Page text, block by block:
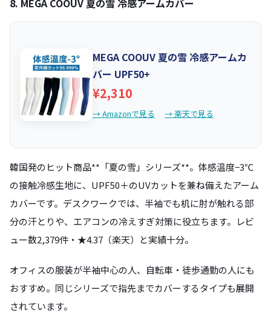
MEGA COOUV 夏の雪 冷感アームカ
バー UPF50+
¥2,310
→ Amazonで見る → 楽天で見る
韓国発のヒット商品**「夏の雪」シリーズ**。体感温度−3℃
の接触冷感生地に、UPF50＋のUVカットを兼ね備えたアーム
カバーです。デスクワークでは、半袖でも机に肘が触れる部
分の汗とりや、エアコンの冷えすぎ対策に役立ちます。レビ
ュー数2,379件・★4.37（楽天）と実績十分。
オフィスの服装が半袖中心の人、自転車・徒歩通勤の人にも
おすすめ。同じシリーズで指先までカバーするタイプも展開
されています。